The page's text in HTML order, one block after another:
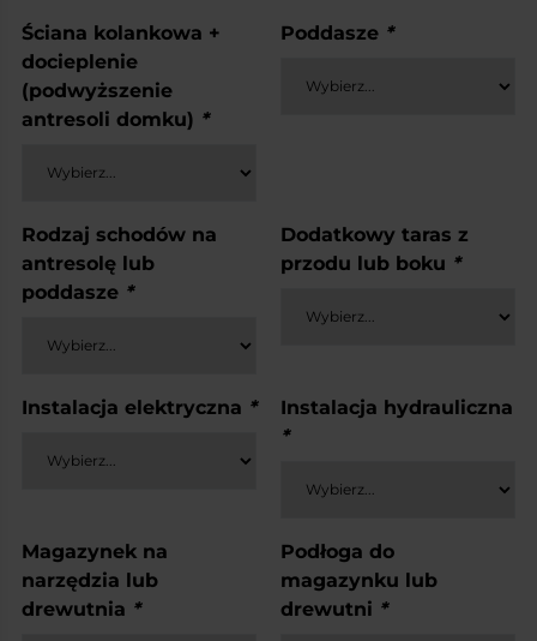
Ściana kolankowa +
docieplenie
(podwyższenie
antresoli domku) *
Poddasze *
Rodzaj schodów na
antresolę lub
poddasze *
Dodatkowy taras z
przodu lub boku *
Instalacja elektryczna *
Instalacja hydrauliczna
*
Magazynek na
narzędzia lub
drewutnia *
Podłoga do
magazynku lub
drewutni *